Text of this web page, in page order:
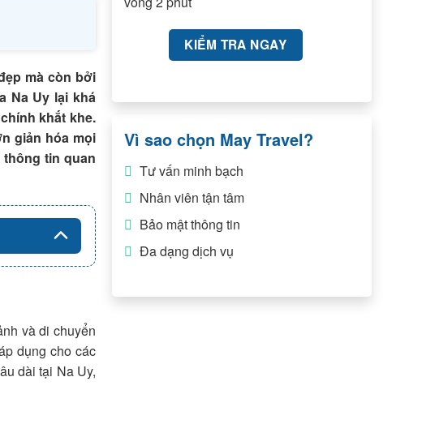
mà còn bởi
Na Uy lại khá
khắt khe.
giản hóa mọi
tin quan
và di chuyển
dụng cho các
dài tại Na Uy,
KIỂM TRA NGAY
Vì sao chọn May Travel?
Tư vấn minh bạch
Nhân viên tận tâm
Bảo mật thông tin
Đa dạng dịch vụ